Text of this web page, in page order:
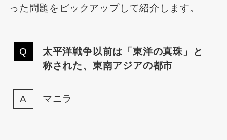
った問題をピックアップして紹介します。
太平洋戦争以前は「東洋の真珠」と
称された、東南アジアの都市
マニラ